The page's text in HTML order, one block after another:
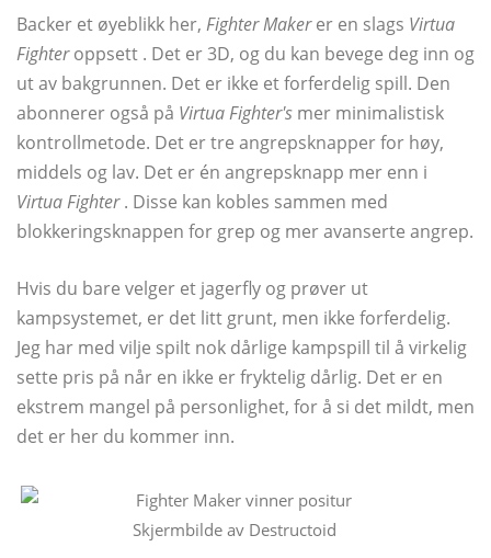
Backer et øyeblikk her, Fighter Makerer en slags Virtua
Fighteroppsett . Det er 3D, og ​​du kan bevege deg inn og
ut av bakgrunnen. Det er ikke et forferdelig spill. Den
abonnerer også på Virtua Fighter's mer minimalistisk
kontrollmetode. Det er tre angrepsknapper for høy,
middels og lav. Det er én angrepsknapp mer enn i
Virtua Fighter. Disse kan kobles sammen med
blokkeringsknappen for grep og mer avanserte angrep.
Hvis du bare velger et jagerfly og prøver ut
kampsystemet, er det litt grunt, men ikke forferdelig.
Jeg har med vilje spilt nok dårlige kampspill til å virkelig
sette pris på når en ikke er fryktelig dårlig. Det er en
ekstrem mangel på personlighet, for å si det mildt, men
det er her du kommer inn.
Skjermbilde av Destructoid